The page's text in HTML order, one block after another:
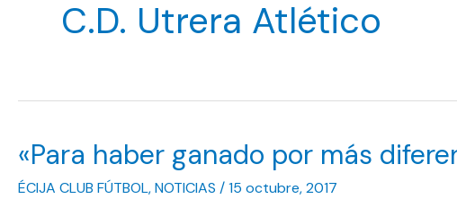
C.D. Utrera Atlético
«Para haber ganado por más
ÉCIJA CLUB FÚTBOL,NOTICIAS /15 octubre, 2017